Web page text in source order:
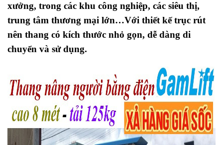
xưởng, trong các khu công nghiệp, các siêu thị,
trung tâm thương mại lớn…Với thiết kế trục rút
nên thang có kích thước nhỏ gọn, dễ dàng di
chuyển và sử dụng.